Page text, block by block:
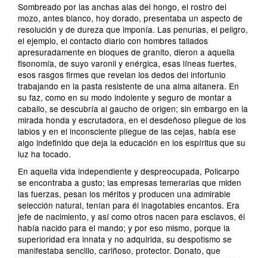
Sombreado por las anchas alas del hongo, el rostro del
mozo, antes blanco, hoy dorado, presentaba un aspecto de
resolución y de dureza que imponía. Las penurias, el peligro,
el ejemplo, el contacto diario con hombres tallados
apresuradamente en bloques de granito, dieron a aquella
fisonomía, de suyo varonil y enérgica, esas líneas fuertes,
esos rasgos firmes que revelan los dedos del infortunio
trabajando en la pasta resistente de una alma altanera. En
su faz, como en su modo indolente y seguro de montar a
caballo, se descubría al gaucho de origen; sin embargo en la
mirada honda y escrutadora, en el desdeñoso pliegue de los
labios y en el inconsciente pliegue de las cejas, había ese
algo indefinido que deja la educación en los espíritus que su
luz ha tocado.
En aquella vida independiente y despreocupada, Policarpo
se encontraba a gusto; las empresas temerarias que miden
las fuerzas, pesan los méritos y producen una admirable
selección natural, tenían para él inagotables encantos. Era
jefe de nacimiento, y así como otros nacen para esclavos, él
había nacido para el mando; y por eso mismo, porque la
superioridad era innata y no adquirida, su despotismo se
manifestaba sencillo, cariñoso, protector. Donato, que